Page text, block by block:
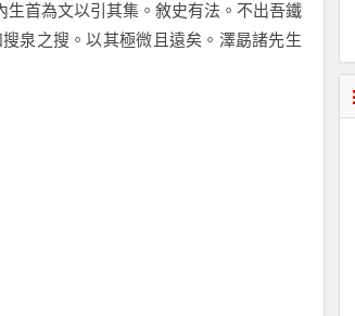
首為文以引其集。敘史有法。不出吾鐵
泉之搜。以其極微且遠矣。澤勗諸先生